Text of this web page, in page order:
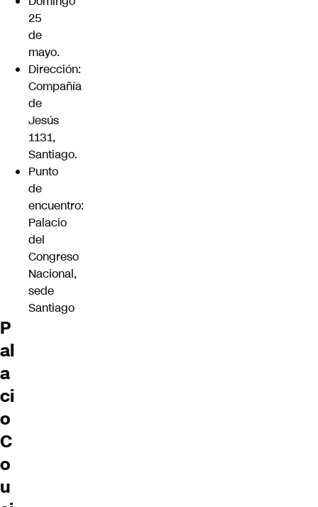
25
de
mayo.
Dirección:
Compañía
de
Jesús
1131,
Santiago.
Punto
de
encuentro:
Palacio
del
Congreso
Nacional,
sede
Santiago
P
al
a
ci
o
C
o
u